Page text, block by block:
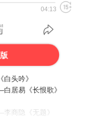
04:13
头吟》
居易《长恨歌》
商隐《无题》